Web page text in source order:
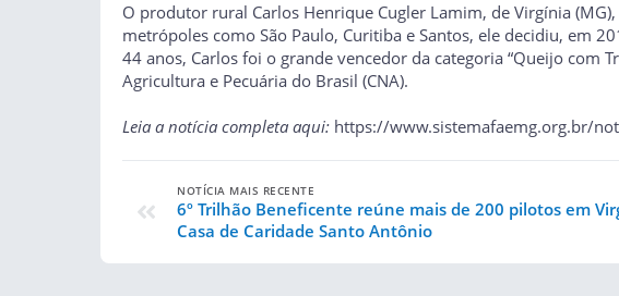
O produtor rural Carlos Henrique Cugler Lamim, de Virgínia
metrópoles como São Paulo, Curitiba e Santos, ele decidiu, em
44 anos, Carlos foi o grande vencedor da categoria “Queijo com
Agricultura e Pecuária do Brasil (CNA).
Leia a notícia completa aqui: https://www.sistemafaemg.org.br/
NOTÍCIA MAIS RECENTE
6º Trilhão Beneficente reúne mais de 200 pilotos em
Casa de Caridade Santo Antônio